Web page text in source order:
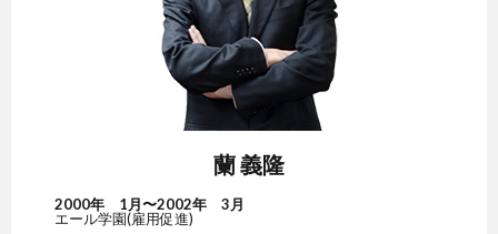
蘭 義隆
2000年 1月〜2002年 3月
エール学園(雇用促進)